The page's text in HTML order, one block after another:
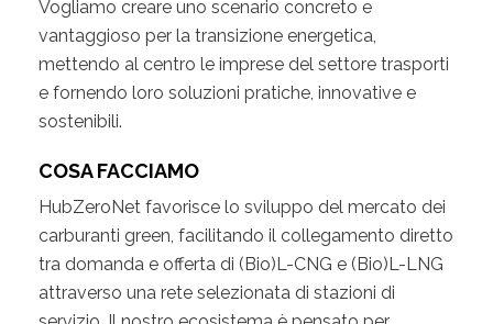
Vogliamo creare uno scenario concreto e
vantaggioso per la transizione energetica,
mettendo al centro le imprese del settore trasporti
e fornendo loro soluzioni pratiche, innovative e
sostenibili.
COSA FACCIAMO
HubZeroNet favorisce lo sviluppo del mercato dei
carburanti green, facilitando il collegamento diretto
tra domanda e offerta di (Bio)L-CNG e (Bio)L-LNG
attraverso una rete selezionata di stazioni di